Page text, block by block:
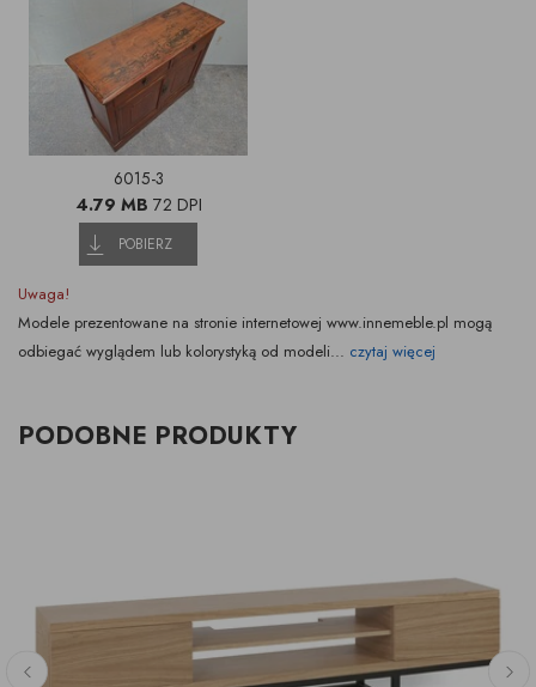
6015-3
4.79 MB 72 DPI
POBIERZ
Uwaga!
Modele prezentowane na stronie internetowej www.innemeble.pl mogą
odbiegać wyglądem lub kolorystyką od modeli... czytaj więcej
PODOBNE PRODUKTY